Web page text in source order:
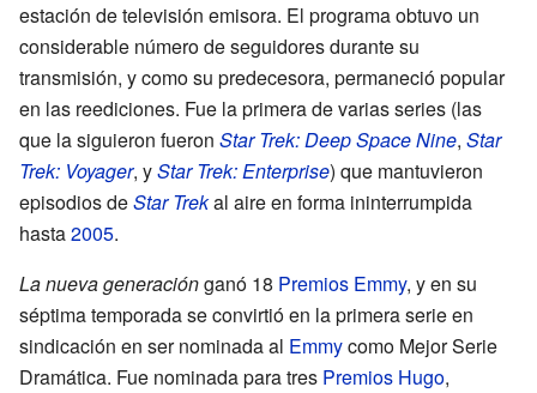
estación de televisión emisora. El programa obtuvo un
considerable número de seguidores durante su
transmisión, y como su predecesora, permaneció popular
en las reediciones. Fue la primera de varias series (las
que la siguieron fueron Star Trek: Deep Space Nine, Star
Trek: Voyager, yStar Trek: Enterprise) que mantuvieron
episodios deStar Trekal aire en forma ininterrumpida
hasta2005.
La nueva generaciónganó 18 Premios Emmy, y en su
séptima temporada se convirtió en la primera serie en
sindicación en ser nominada al Emmycomo Mejor Serie
Dramática. Fue nominada para tres Premios Hugo,